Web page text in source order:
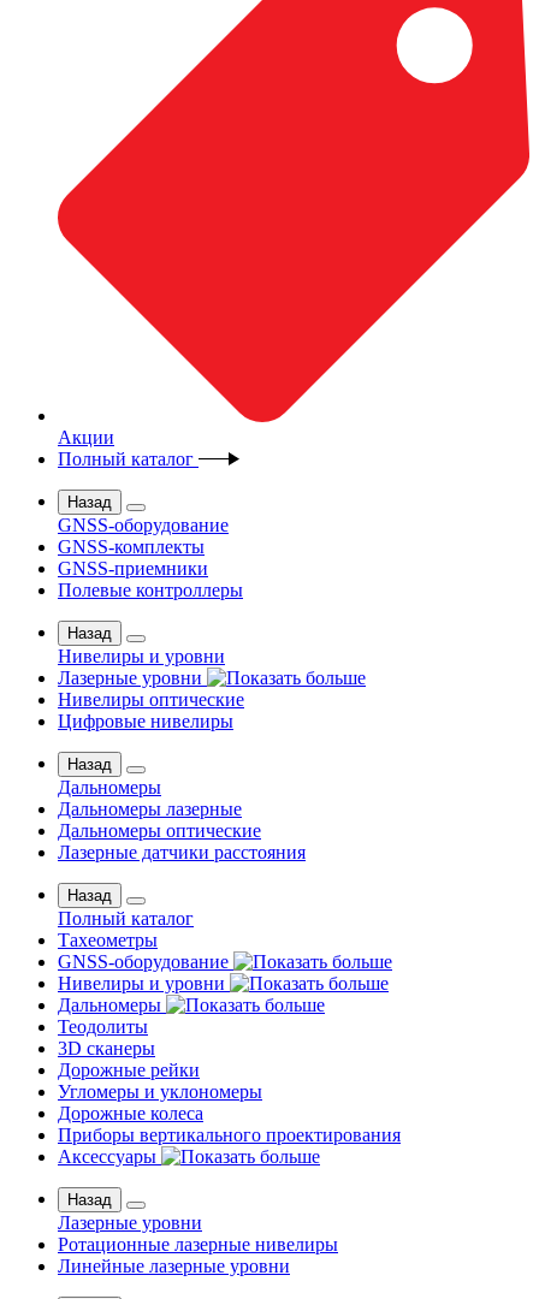
Акции
Полный каталог
Назад
GNSS-оборудование
GNSS-комплекты
GNSS-приемники
Полевые контроллеры
Назад
Нивелиры и уровни
Лазерные уровни
Нивелиры оптические
Цифровые нивелиры
Назад
Дальномеры
Дальномеры лазерные
Дальномеры оптические
Лазерные датчики расстояния
Назад
Полный каталог
Тахеометры
GNSS-оборудование
Нивелиры и уровни
Дальномеры
Теодолиты
3D сканеры
Дорожные рейки
Угломеры и уклономеры
Дорожные колеса
Приборы вертикального проектирования
Аксессуары
Назад
Лазерные уровни
Ротационные лазерные нивелиры
Линейные лазерные уровни